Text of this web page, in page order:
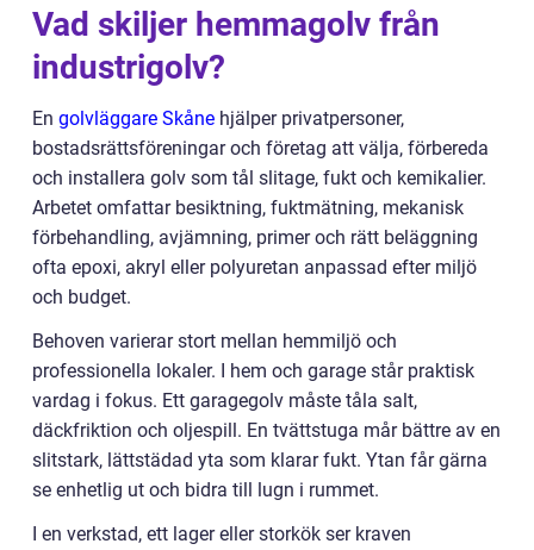
Vad skiljer hemmagolv från
industrigolv?
En golvläggare Skåne hjälper privatpersoner,
bostadsrättsföreningar och företag att välja, förbereda
och installera golv som tål slitage, fukt och kemikalier.
Arbetet omfattar besiktning, fuktmätning, mekanisk
förbehandling, avjämning, primer och rätt beläggning
ofta epoxi, akryl eller polyuretan anpassad efter miljö
och budget.
Behoven varierar stort mellan hemmiljö och
professionella lokaler. I hem och garage står praktisk
vardag i fokus. Ett garagegolv måste tåla salt,
däckfriktion och oljespill. En tvättstuga mår bättre av en
slitstark, lättstädad yta som klarar fukt. Ytan får gärna
se enhetlig ut och bidra till lugn i rummet.
I en verkstad, ett lager eller storkök ser kraven